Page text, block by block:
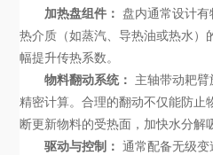
加热盘组件：
盘内通常设计
热介质（如蒸汽、导热油或热水）
幅提升传热系数。
物料翻动系统：
主轴带动耙
精密计算。合理的翻动不仅能防止
断更新物料的受热面，加快水分解
驱动与控制： 通常配备无级